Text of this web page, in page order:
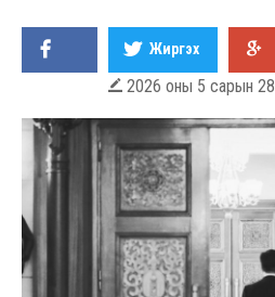
Жиргэх
 2026 оны 5 сарын 28